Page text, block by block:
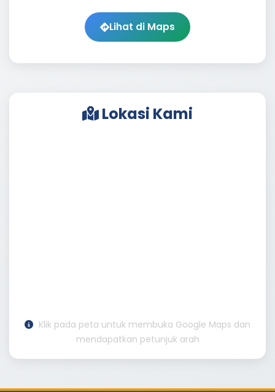
Lihat di Maps
Lokasi Kami
Klik pada peta untuk membuka Google Maps dan
mendapatkan petunjuk arah